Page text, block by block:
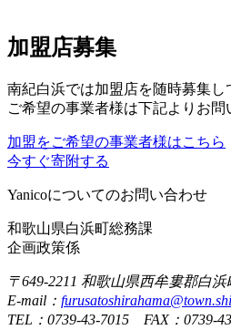
加盟店募集
南紀白浜では加盟店を随時募集し
ご希望の事業者様は下記よりお問
加盟をご希望の事業者様はこちら
今すぐ寄附する
Yanicoについてのお問い合わせ
和歌山県白浜町総務課
企画政策係
〒649-2211 和歌山県西牟婁郡白浜
E-mail：
TEL：0739-43-7015 FAX：0739-